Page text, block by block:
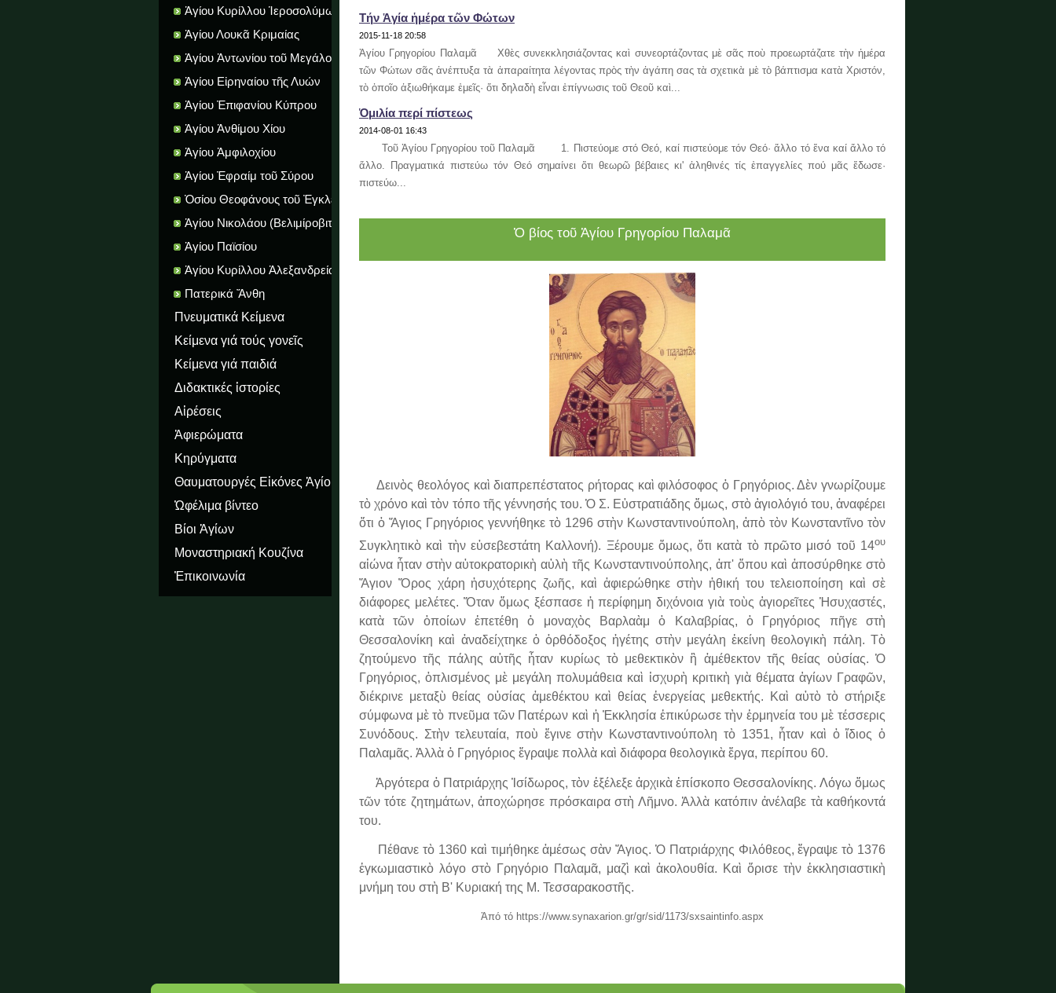
Ἁγίου Κυρίλλου Ἱεροσολύμων
Ἁγίου Λουκᾶ Κριμαίας
Ἁγίου Ἀντωνίου τοῦ Μεγάλου
Ἁγίου Εἰρηναίου τῆς Λυών
Ἁγίου Ἐπιφανίου Κύπρου
Ἁγίου Ἀνθίμου Χίου
Ἁγίου Ἀμφιλοχίου
Ἁγίου Ἐφραίμ τοῦ Σύρου
Ὁσίου Θεοφάνους τοῦ Ἐγκλείστου
Ἁγίου Νικολάου (Βελιμίροβιτς)
Ἐπισκόπου Ἀχρίδος καί Ζίτσης
Ἁγίου Παϊσίου
Ἁγίου Κυρίλλου Ἀλεξανδρείας
Πατερικά Ἄνθη
Πνευματικά Κείμενα
Κείμενα γιά τούς γονεῖς
Κείμενα γιά παιδιά
Διδακτικές ἱστορίες
Αἱρέσεις
Ἀφιερώματα
Κηρύγματα
Θαυματουργές Εἰκόνες Ἁγίου
Ὅρους
Ὠφέλιμα βίντεο
Βίοι Ἁγίων
Μοναστηριακή Κουζίνα
Ἐπικοινωνία
Tήν Ἁγία ἡμέρα τῶν Φώτων
2015-11-18 20:58
Ἁγίου Γρηγορίου Παλαμᾶ Χθὲς συνεκκλησιάζοντας καὶ συνεορτάζοντας μὲ σᾶς ποὺ προεωρτάζατε τὴν ἡμέρα
τῶν Φώτων σᾶς ἀνέπτυξα τὰ ἀπαραίτητα λέγοντας πρὸς τὴν ἀγάπη σας τὰ σχετικὰ μὲ τὸ βάπτισμα κατὰ Χριστόν,
τὸ ὁποῖο ἀξιωθήκαμε ἐμεῖς· ὅτι δηλαδὴ εἶναι ἐπίγνωσις τοῦ Θεοῦ καὶ...
Ὁμιλία περί πίστεως
2014-08-01 16:43
Τοῦ Ἁγίου Γρηγορίου τοῦ Παλαμᾶ 1. Πιστεύομε στό Θεό, καί πιστεύομε τόν Θεό· ἄλλο τό ἕνα καί ἄλλο τό
ἄλλο. Πραγματικά πιστεύω τόν Θεό σημαίνει ὅτι θεωρῶ βέβαιες κι' ἀληθινές τίς ἐπαγγελίες πού μᾶς ἔδωσε·
πιστεύω...
Ὁ βίος τοῦ Ἁγίου Γρηγορίου Παλαμᾶ
Δεινὸς θεολόγος καὶ διαπρεπέστατος ρήτορας καὶ φιλόσοφος ὁ Γρηγόριος. Δὲν γνωρίζουμε
τὸ χρόνο καὶ τὸν τόπο τῆς γέννησής του. Ὁ Σ. Εὐστρατιάδης ὅμως, στὸ ἁγιολόγιό του, ἀναφέρει
ὅτι ὁ Ἅγιος Γρηγόριος γεννήθηκε τὸ 1296 στὴν Κωνσταντινούπολη, ἀπὸ τὸν Κωνσταντῖνο τὸν
Συγκλητικὸ καὶ τὴν εὐσεβεστάτη Καλλονή). Ξέρουμε ὅμως, ὅτι κατὰ τὸ πρῶτο μισό τοῦ 14ου
αἰώνα ἦταν στὴν αὐτοκρατορικὴ αὐλὴ τῆς Κωνσταντινούπολης, ἀπ' ὅπου καὶ ἀποσύρθηκε στὸ
Ἅγιον Ὄρος χάρη ἡσυχότερης ζωῆς, καὶ ἀφιερώθηκε στὴν ἠθική του τελειοποίηση καὶ σὲ
διάφορες μελέτες. Ὅταν ὅμως ξέσπασε ἡ περίφημη διχόνοια γιὰ τοὺς ἁγιορεῖτες Ἡσυχαστές,
κατὰ τῶν ὁποίων ἐπετέθη ὁ μοναχὸς Βαρλαὰμ ὁ Καλαβρίας, ὁ Γρηγόριος πῆγε στὴ
Θεσσαλονίκη καὶ ἀναδείχτηκε ὁ ὀρθόδοξος ἡγέτης στὴν μεγάλη ἐκείνη θεολογικὴ πάλη. Τὸ
ζητούμενο τῆς πάλης αὐτῆς ἦταν κυρίως τὸ μεθεκτικὸν ἢ ἀμέθεκτον τῆς θείας οὐσίας. Ὁ
Γρηγόριος, ὁπλισμένος μὲ μεγάλη πολυμάθεια καὶ ἰσχυρὴ κριτικὴ γιὰ θέματα ἁγίων Γραφῶν,
διέκρινε μεταξὺ θείας οὐσίας ἀμεθέκτου καὶ θείας ἐνεργείας μεθεκτής. Καὶ αὐτὸ τὸ στήριξε
σύμφωνα μὲ τὸ πνεῦμα τῶν Πατέρων καὶ ἡ Ἐκκλησία ἐπικύρωσε τὴν ἑρμηνεία του μὲ τέσσερις
Συνόδους. Στὴν τελευταία, ποὺ ἔγινε στὴν Κωνσταντινούπολη τὸ 1351, ἦταν καὶ ὁ ἴδιος ὁ
Παλαμᾶς. Ἀλλὰ ὁ Γρηγόριος ἔγραψε πολλὰ καὶ διάφορα θεολογικὰ ἔργα, περίπου 60.
Ἀργότερα ὁ Πατριάρχης Ἰσίδωρος, τὸν ἐξέλεξε ἀρχικὰ ἐπίσκοπο Θεσσαλονίκης. Λόγω ὅμως
τῶν τότε ζητημάτων, ἀποχώρησε πρόσκαιρα στὴ Λῆμνο. Ἀλλὰ κατόπιν ἀνέλαβε τὰ καθήκοντά
του.
Πέθανε τὸ 1360 καὶ τιμήθηκε ἀμέσως σὰν Ἅγιος. Ὁ Πατριάρχης Φιλόθεος, ἔγραψε τὸ 1376
ἐγκωμιαστικὸ λόγο στὸ Γρηγόριο Παλαμᾶ, μαζὶ καὶ ἀκολουθία. Καὶ ὅρισε τὴν ἐκκλησιαστικὴ
μνήμη του στὴ Β' Κυριακή της Μ. Τεσσαρακοστῆς.
Ἀπό τό https://www.synaxarion.gr/gr/sid/1173/sxsaintinfo.aspx